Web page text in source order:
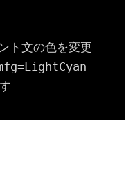
文の色を変更